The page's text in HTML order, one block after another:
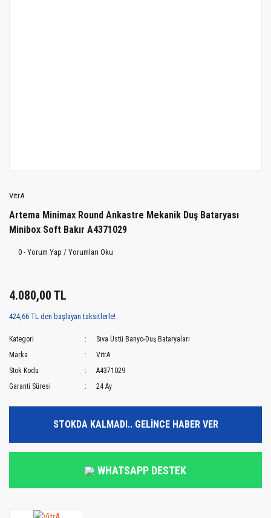
VitrA
Artema Minimax Round Ankastre Mekanik Duş Bataryası
Minibox Soft Bakır A4371029
0 - Yorum Yap / Yorumları Oku
4.080,00 TL
424,66 TL den başlayan taksitlerle!
Kategori
Sıva Üstü Banyo-Duş Bataryaları
Marka
VitrA
Stok Kodu
A4371029
Garanti Süresi
24 Ay
STOKDA KALMADI.. GELİNCE HABER VER
WHATSAPP DESTEK